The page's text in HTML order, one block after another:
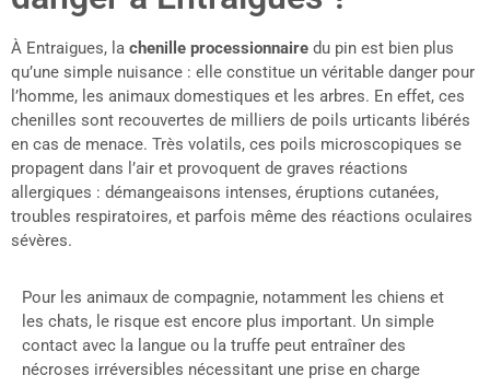
À Entraigues, la chenille processionnaire du pin est bien plus
qu’une simple nuisance : elle constitue un véritable danger pour
l’homme, les animaux domestiques et les arbres. En effet, ces
chenilles sont recouvertes de milliers de poils urticants libérés
en cas de menace. Très volatils, ces poils microscopiques se
propagent dans l’air et provoquent de graves réactions
allergiques : démangeaisons intenses, éruptions cutanées,
troubles respiratoires, et parfois même des réactions oculaires
sévères.
Pour les animaux de compagnie, notamment les chiens et
les chats, le risque est encore plus important. Un simple
contact avec la langue ou la truffe peut entraîner des
nécroses irréversibles nécessitant une prise en charge